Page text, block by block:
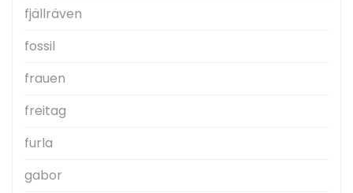
fjällräven
fossil
frauen
freitag
furla
gabor